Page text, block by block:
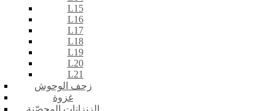
L15
L16
L17
L18
L19
L20
L21
زحف الوحوش
غزوة